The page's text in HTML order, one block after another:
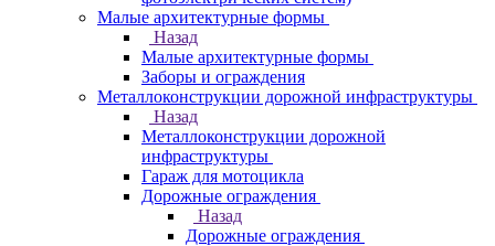
Малые архитектурные формы
Назад
Малые архитектурные формы
Заборы и ограждения
Металлоконструкции дорожной инфраструктуры
Назад
Металлоконструкции дорожной
инфраструктуры
Гараж для мотоцикла
Дорожные ограждения
Назад
Дорожные ограждения